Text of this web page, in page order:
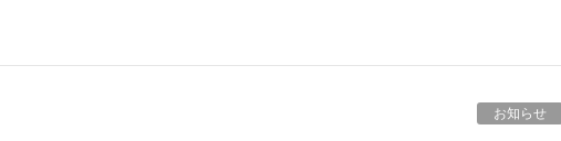
お知らせ